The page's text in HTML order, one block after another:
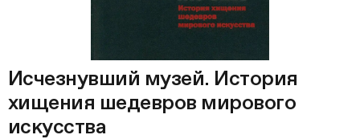
Исчезнувший музей. История
хищения шедевров мирового
искусства